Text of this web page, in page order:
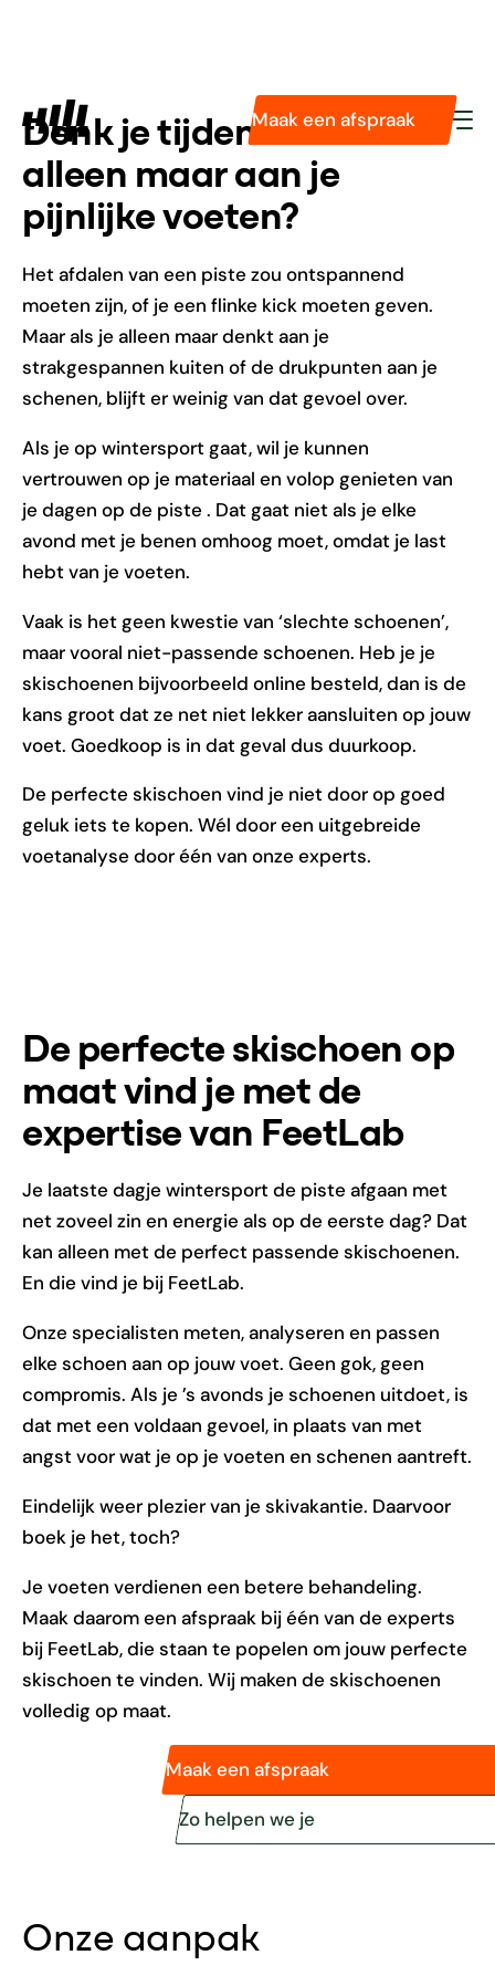
Podologie
Tarieven
Technologieën
Over ons
Maak een afspraak
Denk je tijdens het skiën
alleen maar aan je
pijnlijke voeten?
Het afdalen van een piste zou ontspannend
moeten zijn, of je een flinke kick moeten geven.
Maar als je alleen maar denkt aan je
strakgespannen kuiten of de drukpunten aan je
schenen, blijft er weinig van dat gevoel over.
Als je op wintersport gaat, wil je kunnen
vertrouwen op je materiaal en volop genieten van
je dagen op de piste . Dat gaat niet als je elke
avond met je benen omhoog moet, omdat je last
hebt van je voeten.
Vaak is het geen kwestie van ‘slechte schoenen’,
maar vooral niet-passende schoenen. Heb je je
skischoenen bijvoorbeeld online besteld, dan is de
kans groot dat ze net niet lekker aansluiten op jouw
voet. Goedkoop is in dat geval dus duurkoop.
De perfecte skischoen vind je niet door op goed
geluk iets te kopen. Wél door een uitgebreide
voetanalyse door één van onze experts.
De perfecte skischoen op
maat vind je met de
expertise van FeetLab
Je laatste dagje wintersport de piste afgaan met
net zoveel zin en energie als op de eerste dag? Dat
kan alleen met de perfect passende skischoenen.
En die vind je bij FeetLab.
Onze specialisten meten, analyseren en passen
elke schoen aan op jouw voet. Geen gok, geen
compromis. Als je ’s avonds je schoenen uitdoet, is
dat met een voldaan gevoel, in plaats van met
angst voor wat je op je voeten en schenen aantreft.
Eindelijk weer plezier van je skivakantie. Daarvoor
boek je het, toch?
Je voeten verdienen een betere behandeling.
Maak daarom een afspraak bij één van de experts
bij FeetLab, die staan te popelen om jouw perfecte
skischoen te vinden. Wij maken de skischoenen
volledig op maat.
Maak een afspraak
Zo helpen we je
Onze aanpak